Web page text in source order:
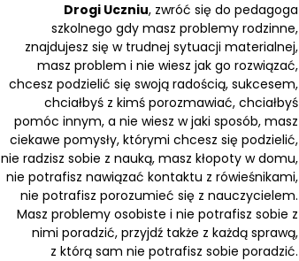
Drogi Uczniu, zwróć się do pedagoga
szkolnego gdy masz problemy rodzinne,
znajdujesz się w trudnej sytuacji materialnej,
masz problem i nie wiesz jak go rozwiązać,
chcesz podzielić się swoją radością, sukcesem,
chciałbyś z kimś porozmawiać, chciałbyś
pomóc innym, a nie wiesz w jaki sposób, masz
ciekawe pomysły, którymi chcesz się podzielić,
nie radzisz sobie z nauką, masz kłopoty w domu,
nie potrafisz nawiązać kontaktu z rówieśnikami,
nie potrafisz porozumieć się z nauczycielem.
Masz problemy osobiste i nie potrafisz sobie z
nimi poradzić, przyjdź także z każdą sprawą,
z którą sam nie potrafisz sobie poradzić.